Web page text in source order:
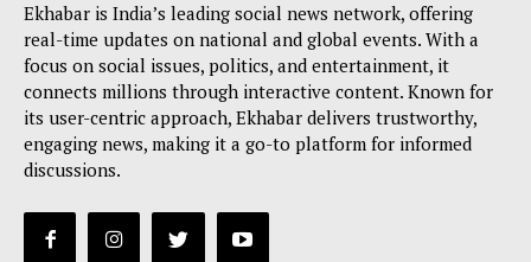
Ekhabar is India’s leading social news network, offering
real-time updates on national and global events. With a
focus on social issues, politics, and entertainment, it
connects millions through interactive content. Known for
its user-centric approach, Ekhabar delivers trustworthy,
engaging news, making it a go-to platform for informed
discussions.